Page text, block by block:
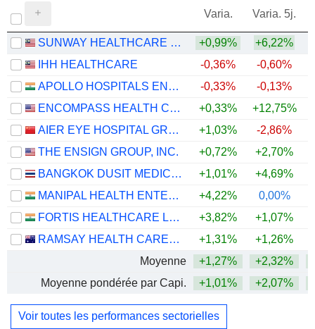
Varia. Varia. 5j.
SUNWAY HEALTHCARE HOLDINGS +0,99%
+6,22%
IHH HEALTHCARE
-0,36% -0,60%
APOLLO HOSPITALS ENTERPRISE LIMITED
-0,33% -0,13%
ENCOMPASS HEALTH CORPORATION
+0,33% +12,75%
AIER EYE HOSPITAL GROUP CO., LTD.
+1,03% -2,86%
THE ENSIGN GROUP, INC.
+0,72% +2,70%
BANGKOK DUSIT MEDICAL SERVICES
+1,01% +4,69%
MANIPAL HEALTH ENTERPRISES LIMITED
+4,22%
0,00%
FORTIS HEALTHCARE LIMITED
+3,82% +1,07%
RAMSAY HEALTH CARE LIMITED
+1,31% +1,26%
Moyenne
+1,27% +2,32%
Moyenne pondérée par Capi.
+1,01% +2,07%
Voir toutes les performances sectorielles